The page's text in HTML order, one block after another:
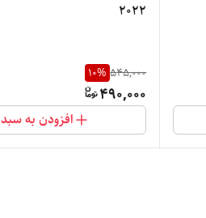
2022
545,000
10%
490,000
افزودن به سبد